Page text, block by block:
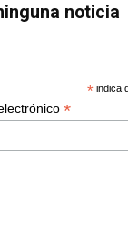
noticia
* indica
*